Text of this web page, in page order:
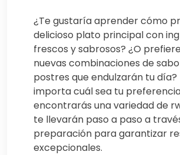
¿Te gustaría aprender cómo
delicioso plato principal con
frescos y sabrosos? ¿O
nuevas combinaciones de
postres que endulzarán tu día?
importa cuál sea tu
encontrarás una variedad de
te llevarán paso a paso a
preparación para garantizar
excepcionales.